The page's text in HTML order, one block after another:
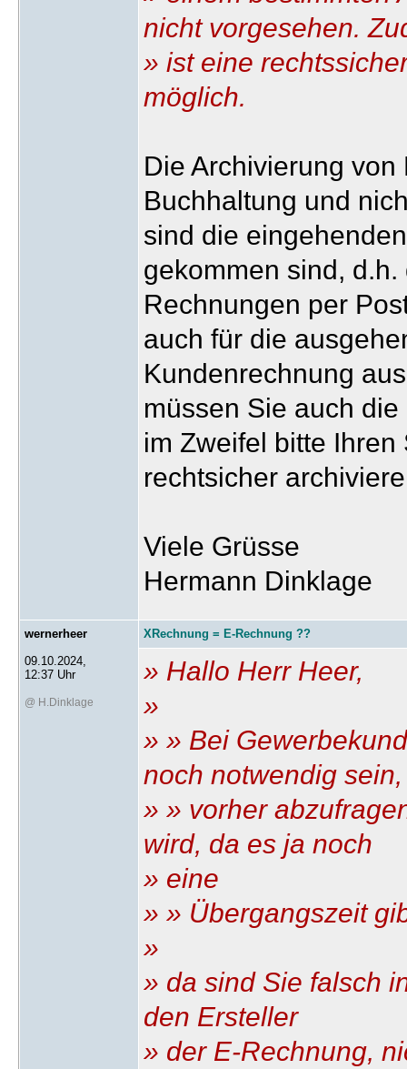
nicht vorgesehen.
» ist eine
möglich.
Die Archivierung
Buchhaltung und
sind die
gekommen sind,
Rechnungen per
auch für die
Kundenrechnung
müssen Sie auch
im Zweifel bitte
rechtsicher
Viele Grüsse
Hermann Dinklage
wernerheer
09.10.2024,
12:37 Uhr
@ H.Dinklage
XRechnung = E-Rechnung ??
» Hallo Herr Heer,
»
» » Bei
noch notwendig sein,
» » vorher
wird, da es ja noch
» eine
» » Übergangszeit
»
» da sind Sie falsch
den Ersteller
» der E-Rechnung,